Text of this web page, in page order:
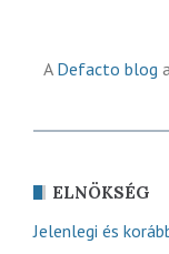
A Defacto blog
ELNÖKSÉG
Jelenlegi és